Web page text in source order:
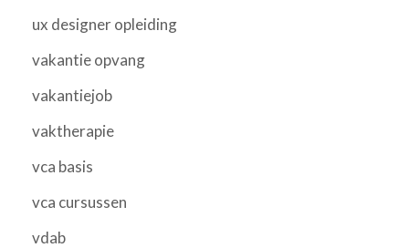
ux designer opleiding
vakantie opvang
vakantiejob
vaktherapie
vca basis
vca cursussen
vdab